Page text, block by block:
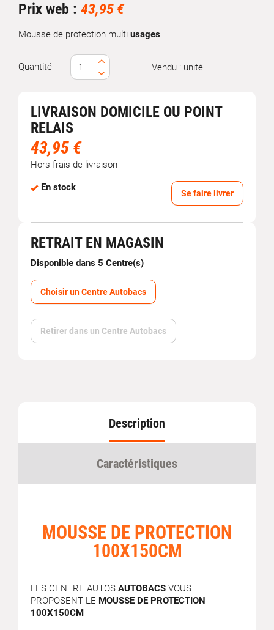
Prix web : 43,95 €
Mousse de protection multi usages
Quantité Vendu : unité
LIVRAISON DOMICILE OU POINT
RELAIS
43,95 €
Hors frais de livraison
En stock
Se faire livrer
RETRAIT EN MAGASIN
Disponible dans 5 Centre(s)
Choisir un Centre Autobacs
Retirer dans un Centre Autobacs
Description
Caractéristiques
MOUSSE DE PROTECTION
100X150CM
LES CENTRE AUTOS AUTOBACS VOUS
PROPOSENT LE MOUSSE DE PROTECTION
100X150CM